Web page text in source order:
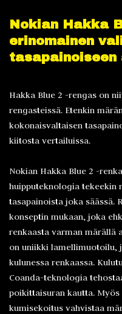
Nokian Hakka
erinomainen
tasapainoiseen
Hakka Blue 2 -rengas on
rengasteissä. Etenkin
kokonaisvaltaisen
kiitosta vertailuissa.
Nokian Hakka Blue 2 -
huipputeknologia tekeekin
tasapainoista joka säässä.
konseptin mukaan, joka
renkaasta varman märällä
on uniikki lamellimuotoilu,
kulunessa renkaassa.
Coanda-teknologia
poikittaisuran kautta.
kumisekoitus vahvistaa